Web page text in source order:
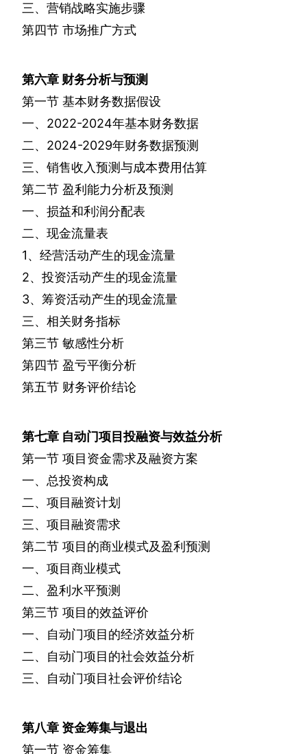
三、营销战略实施步骤
第四节 市场推广方式
第六章 财务分析与预测
第一节 基本财务数据假设
一、 2022-2024年基本财务数据
二、 2024-2029年财务数据预测
三、销售收入预测与成本费用估算
第二节 盈利能力分析及预测
一、损益和利润分配表
二、现金流量表
1、经营活动产生的现金流量
2、投资活动产生的现金流量
3、筹资活动产生的现金流量
三、相关财务指标
第三节 敏感性分析
第四节 盈亏平衡分析
第五节 财务评价结论
第七章 自动门项目投融资与效益分析
第一节 项目资金需求及融资方案
一、总投资构成
二、项目融资计划
三、项目融资需求
第二节 项目的商业模式及盈利预测
一、项目商业模式
二、盈利水平预测
第三节 项目的效益评价
一、自动门项目的经济效益分析
二、自动门项目的社会效益分析
三、自动门项目社会评价结论
第八章 资金筹集与退出
第一节 资金筹集